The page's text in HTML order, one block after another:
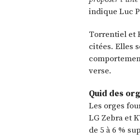
indique Luc
Torrentiel et
citées. Elles
verse.
Quid des
Les orges
LG Zebra et
de 5 à 6 %